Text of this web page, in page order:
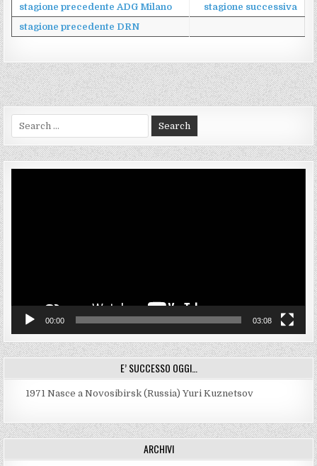
stagione precedente ADG Milano
stagione successiva
stagione precedente DRN
for:
00:00 03:08
E’ SUCCESSO OGGI…
1971 Nasce a Novosibirsk (Russia) Yuri Kuznetsov
ARCHIVI